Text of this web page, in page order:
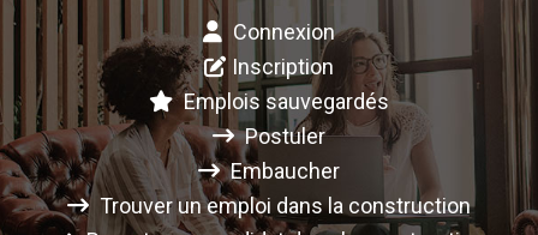
Connexion
Inscription
Emplois sauvegardés
Postuler
Embaucher
Trouver un emploi dans la construction